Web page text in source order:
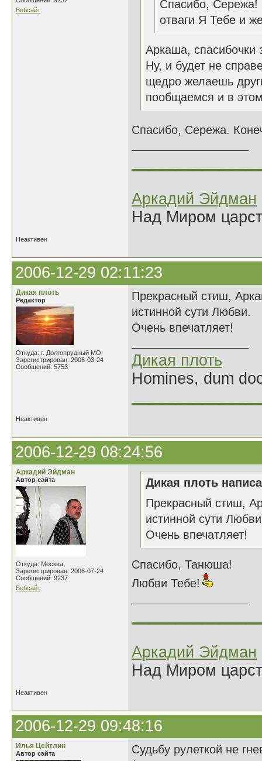
Вебсайт
Спасибо, Сережа!
отваги Я Тебе и
Аркаша, спасибочки
Ну, и будет не
щедро желаешь
пообщаемся и в
Спасибо, Сережа.
Аркадий Эйдман
Над Миром
Неактивен
2006-12-29 02:11:23
Дикая плоть
Редактор
Откуда: г. Долгопрудный МО
Зарегистрирован: 2006-03-24
Сообщений: 5753
Прекрасный стиш,
истинной сути Любви.
Очень впечатляет!
Дикая плоть
Homines, dum
Неактивен
2006-12-29 08:24:56
Аркадий Эйдман
Автор сайта
Откуда: Москва
Зарегистрирован: 2006-07-24
Сообщений: 9237
Вебсайт
Дикая плоть
Прекрасный стиш,
истинной сути
Очень впечатляет!
Спасибо, Танюша!
Любви Тебе!
Аркадий Эйдман
Над Миром
Неактивен
2006-12-29 09:48:16
Илья Цейтлин
Автор сайта
Судьбу рулеткой не